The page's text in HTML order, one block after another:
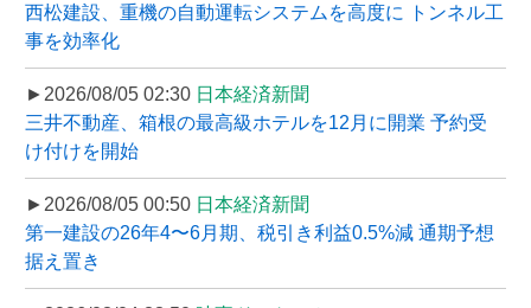
西松建設、重機の自動運転システムを高度に トンネル工
事を効率化
►2026/08/05 02:30 日本経済新聞
三井不動産、箱根の最高級ホテルを12月に開業 予約受
け付けを開始
►2026/08/05 00:50 日本経済新聞
第一建設の26年4〜6月期、税引き利益0.5%減 通期予想
据え置き